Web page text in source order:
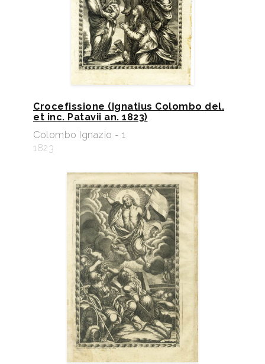
Crocefissione (Ignatius Colombo del.
et inc. Patavii an. 1823)
Colombo Ignazio - 1
1823